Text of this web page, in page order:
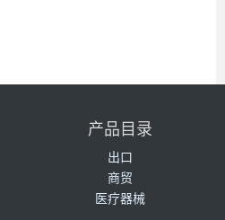
产品目录
出口
商贸
医疗器械